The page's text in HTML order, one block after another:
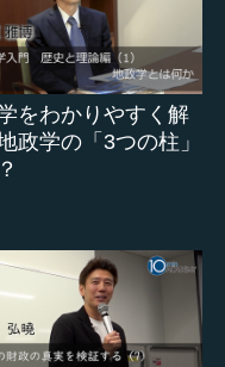
進する法律として、
年ぐらい前の２０１３
いろいろな補助金が
造プラン～新しい分
創造プラン」という
場とは考えられなかっ
ルギー、次世代インフ
のがあるではないか、
をわかりやすく解
政学の「3つの柱」